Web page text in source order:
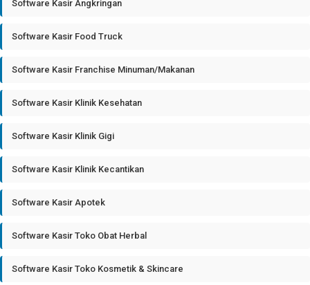
Software Kasir Angkringan
Software Kasir Food Truck
Software Kasir Franchise Minuman/Makanan
Software Kasir Klinik Kesehatan
Software Kasir Klinik Gigi
Software Kasir Klinik Kecantikan
Software Kasir Apotek
Software Kasir Toko Obat Herbal
Software Kasir Toko Kosmetik & Skincare